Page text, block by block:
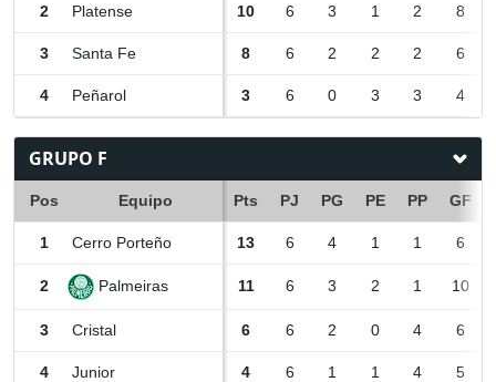
2 Platense 10 6 3 1 2 8
3 Santa Fe 8 6 2 2 2 6
4 Peñarol 3 6 0 3 3 4
GRUPO F
Pos Equipo Pts PJ PG PE PP GF
1 Cerro Porteño 13 6 4 1 1 6
2 Palmeiras 11 6 3 2 1 10
3 Cristal 6 6 2 0 4 6
4 Junior 4 6 1 1 4 5